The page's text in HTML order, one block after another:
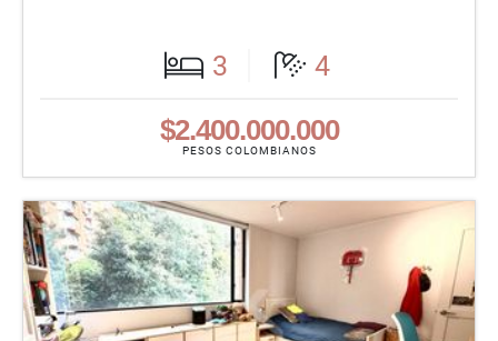
3 4
$2.400.000.000
PESOS COLOMBIANOS